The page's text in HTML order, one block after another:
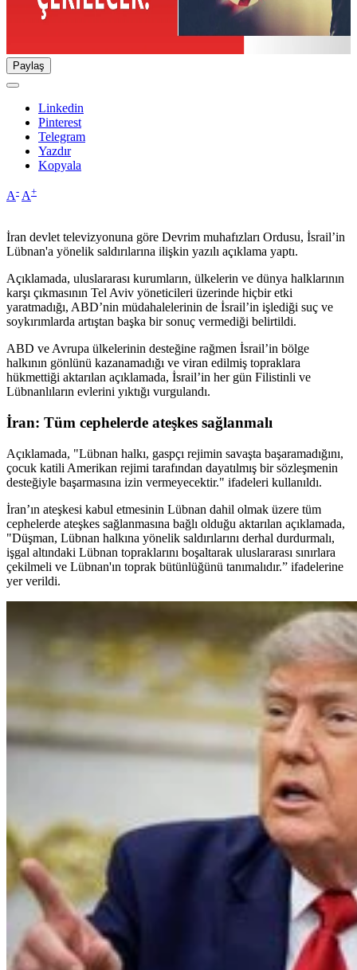
Paylaş
Linkedin
Pinterest
Telegram
Yazdır
Kopyala
A- A+
İran devlet televizyonuna göre Devrim muhafızları Ordusu, İsrail’in
Lübnan'a yönelik saldırılarına ilişkin yazılı açıklama yaptı.
Açıklamada, uluslararası kurumların, ülkelerin ve dünya halklarının
karşı çıkmasının Tel Aviv yöneticileri üzerinde hiçbir etki
yaratmadığı, ABD’nin müdahalelerinin de İsrail’in işlediği suç ve
soykırımlarda artıştan başka bir sonuç vermediği belirtildi.
ABD ve Avrupa ülkelerinin desteğine rağmen İsrail’in bölge
halkının gönlünü kazanamadığı ve viran edilmiş topraklara
hükmettiği aktarılan açıklamada, İsrail’in her gün Filistinli ve
Lübnanlıların evlerini yıktığı vurgulandı.
İran: Tüm cephelerde ateşkes sağlanmalı
Açıklamada, "Lübnan halkı, gaspçı rejimin savaşta başaramadığını,
çocuk katili Amerikan rejimi tarafından dayatılmış bir sözleşmenin
desteğiyle başarmasına izin vermeyecektir." ifadeleri kullanıldı.
İran’ın ateşkesi kabul etmesinin Lübnan dahil olmak üzere tüm
cephelerde ateşkes sağlanmasına bağlı olduğu aktarılan açıklamada,
"Düşman, Lübnan halkına yönelik saldırılarını derhal durdurmalı,
işgal altındaki Lübnan topraklarını boşaltarak uluslararası sınırlara
çekilmeli ve Lübnan'ın toprak bütünlüğünü tanımalıdır.” ifadelerine
yer verildi.